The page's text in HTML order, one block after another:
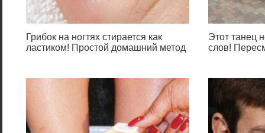
Грибок на ногтях стирается как
ластиком! Простой домашний метод
Этот танец
слов!